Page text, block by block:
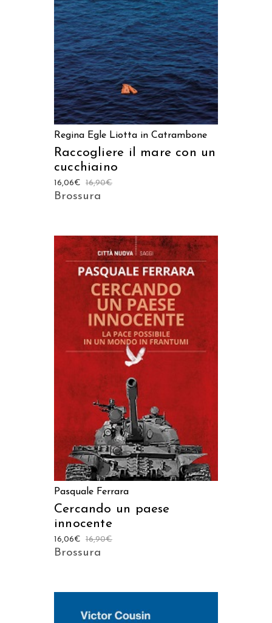
AGGIUNGI AL CARRELLO
Regina Egle Liotta in Catrambone
Raccogliere il mare con un
cucchiaino
16,90€
16,06€
Brossura
AGGIUNGI AL CARRELLO
Pasquale Ferrara
Cercando un paese
innocente
16,90€
16,06€
Brossura